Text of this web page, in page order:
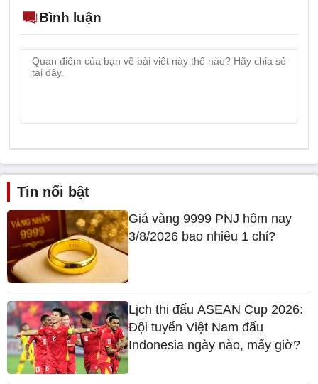
Bình luận
Tin nổi bật
Giá vàng 9999 PNJ hôm nay
3/8/2026 bao nhiêu 1 chỉ?
Lịch thi đấu ASEAN Cup 2026:
Đội tuyển Việt Nam đấu
Indonesia ngày nào, mấy giờ?